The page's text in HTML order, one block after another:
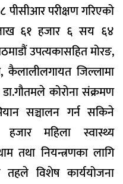
परीक्षण गरिएको
६१ हजार ६ सय ६४
उपत्यकासहित मोरङ,
कैलालीलगायत जिल्लामा
कोरोना संक्रमण
सञ्चालन गर्न सकिने
महिला स्वास्थ्य
तथा नियन्त्रणका लागि
तहले विशेष कार्ययोजना